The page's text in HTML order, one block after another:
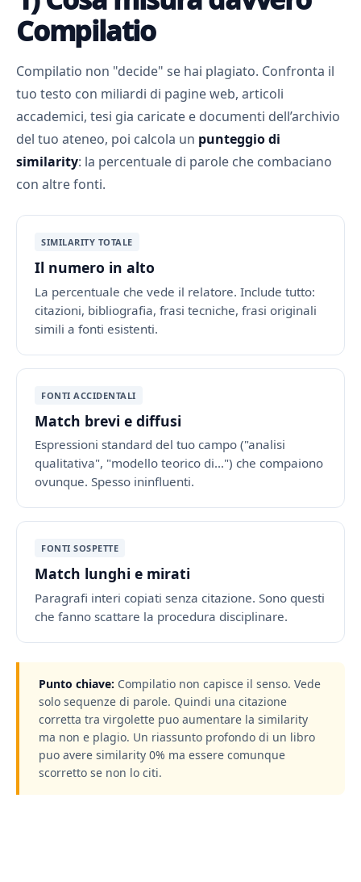
Compilatio
Compilatio non "decide" se hai plagiato. Confronta il
tuo testo con miliardi di pagine web, articoli
accademici, tesi gia caricate e documenti dell’archivio
del tuo ateneo, poi calcola un punteggio di
similarity: la percentuale di parole che combaciano
con altre fonti.
SIMILARITY TOTALE
Il numero in alto
La percentuale che vede il relatore. Include tutto:
citazioni, bibliografia, frasi tecniche, frasi originali
simili a fonti esistenti.
FONTI ACCIDENTALI
Match brevi e diffusi
Espressioni standard del tuo campo ("analisi
qualitativa", "modello teorico di…") che compaiono
ovunque. Spesso ininfluenti.
FONTI SOSPETTE
Match lunghi e mirati
Paragrafi interi copiati senza citazione. Sono questi
che fanno scattare la procedura disciplinare.
Punto chiave: Compilatio non capisce il senso. Vede
solo sequenze di parole. Quindi una citazione
corretta tra virgolette puo aumentare la similarity
ma non e plagio. Un riassunto profondo di un libro
puo avere similarity 0% ma essere comunque
scorretto se non lo citi.